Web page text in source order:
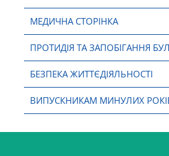
МЕДИЧНА СТОРІНКА
ПРОТИДІЯ ТА ЗАПОБІГАННЯ
БЕЗПЕКА ЖИТТЄДІЯЛЬНОСТІ
ВИПУСКНИКАМ МИНУЛИХ